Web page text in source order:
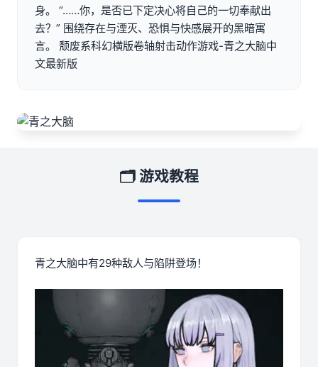
身。 “……你，是否已下定决心将自己的一切奉献出
去？” 围绕存在与湮灭、恐惧与快感展开的黑暗寓
言。 颓废系科幻横版卷轴射击动作游戏-青之大脑中
文最新版
🗂️ 游戏教程
青之大脑中有29种敌人与陷阱登场！